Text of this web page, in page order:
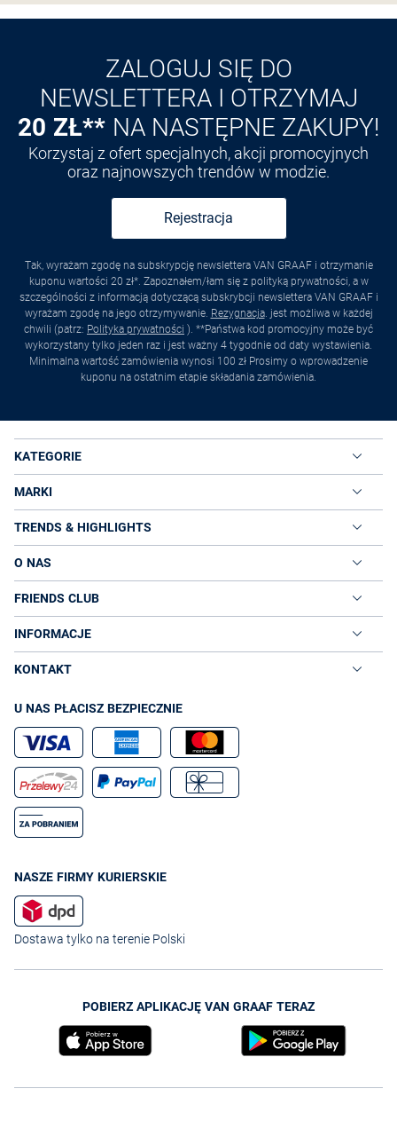
ZALOGUJ SIĘ DO
NEWSLETTERA I OTRZYMAJ
20 ZŁ** NA NASTĘPNE ZAKUPY!
Korzystaj z ofert specjalnych, akcji promocyjnych
oraz najnowszych trendów w modzie.
Rejestracja
Tak, wyrażam zgodę na subskrypcję newslettera VAN GRAAF i otrzymanie
kuponu wartości 20 zł*. Zapoznałem/łam się z polityką prywatności, a w
szczególności z informacją dotyczącą subskrybcji newslettera VAN GRAAF i
wyrażam zgodę na jego otrzymywanie. Rezygnacja. jest możliwa w każdej
chwili (patrz: Polityka prywatności ). **Państwa kod promocyjny może być
wykorzystany tylko jeden raz i jest ważny 4 tygodnie od daty wystawienia.
Minimalna wartość zamówienia wynosi 100 zł Prosimy o wprowadzenie
kuponu na ostatnim etapie składania zamówienia.
KATEGORIE
MARKI
TRENDS & HIGHLIGHTS
O NAS
FRIENDS CLUB
INFORMACJE
KONTAKT
U NAS PŁACISZ BEZPIECZNIE
NASZE FIRMY KURIERSKIE
Dostawa tylko na terenie Polski
POBIERZ APLIKACJĘ VAN GRAAF TERAZ